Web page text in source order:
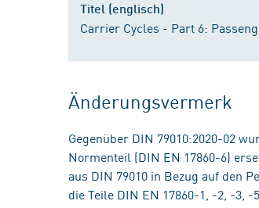
Titel (englisch)
Carrier Cycles - Part 6:
Änderungsvermerk
Gegenüber DIN 79010:2020-02
Normenteil (DIN EN 17860-6)
aus DIN 79010 in Bezug auf den
die Teile DIN EN 17860-1, -2, -3, -